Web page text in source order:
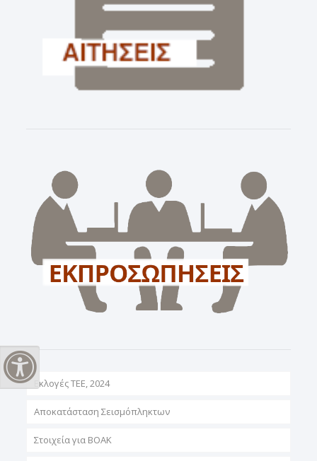
Εναλλαγή Υψηλής Αντίθεσης
Εκλογές ΤΕΕ, 2024
Αποκατάσταση Σεισμόπληκτων
Στοιχεία για ΒΟΑΚ